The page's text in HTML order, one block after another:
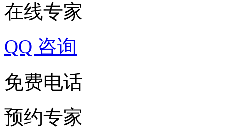
在线专家
QQ 咨询
免费电话
预约专家